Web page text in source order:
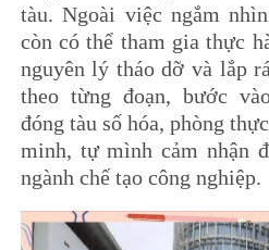
tàu. Ngoài việc ngắm
còn có thể tham gia thực
nguyên lý tháo dỡ và lắp
theo từng đoạn, bước
đóng tàu số hóa, phòng
minh, tự mình cảm nhận
ngành chế tạo công nghiệp.